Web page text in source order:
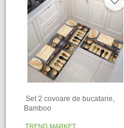
​ Set 2 covoare de bucatarie,
Bamboo
TREND MARKET